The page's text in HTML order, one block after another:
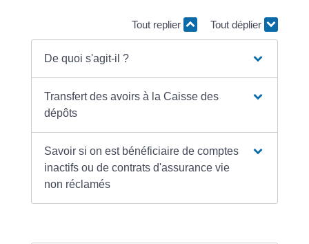
Tout replier Tout déplier
De quoi s'agit-il ?
Transfert des avoirs à la Caisse des
dépôts
Savoir si on est bénéficiaire de comptes
inactifs ou de contrats d'assurance vie
non réclamés